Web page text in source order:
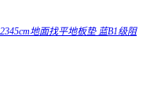
地面找平地板垫 蓝B1级阻